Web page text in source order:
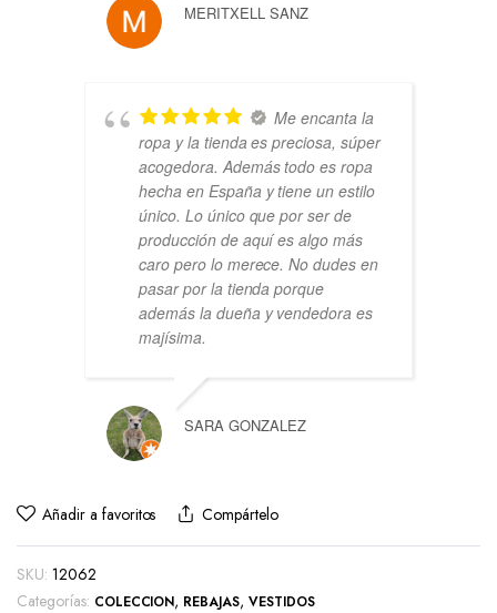
MERITXELL SANZ
Me encanta la
ropa y la tienda es preciosa, súper
acogedora. Además todo es ropa
hecha en España y tiene un estilo
único. Lo único que por ser de
producción de aquí es algo más
caro pero lo merece. No dudes en
pasar por la tienda porque
además la dueña y vendedora es
majísima.
SARA GONZALEZ
Añadir a favoritos Compártelo
SKU: 12062
Categorías: COLECCION, REBAJAS,VESTIDOS